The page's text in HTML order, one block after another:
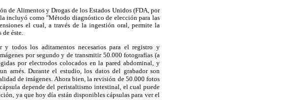
de Alimentos y Drogas de los Estados Unidos (FDA, por
incluyó como "Método diagnóstico de elección para las
el cual, a través de la ingestión oral, permite la
éste.
todos los aditamentos necesarios para el registro y
por segundo y de transmitir 50.000 fotografías (a
por electrodos colocados en la pared abdominal, y
arnés. Durante el estudio, los datos del grabador son
de imágenes. Ahora bien, la revisión de 50.000 fotos
depende del peristaltismo intestinal, el cual puede
ya que hoy día están disponibles cápsulas para ver el